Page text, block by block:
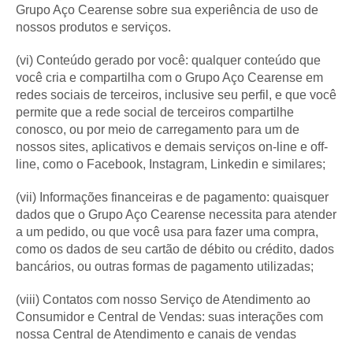
Grupo Aço Cearense sobre sua experiência de uso de
nossos produtos e serviços.
(vi) Conteúdo gerado por você: qualquer conteúdo que
você cria e compartilha com o Grupo Aço Cearense em
redes sociais de terceiros, inclusive seu perfil, e que você
permite que a rede social de terceiros compartilhe
conosco, ou por meio de carregamento para um de
nossos sites, aplicativos e demais serviços on-line e off-
line, como o Facebook, Instagram, Linkedin e similares;
(vii) Informações financeiras e de pagamento: quaisquer
dados que o Grupo Aço Cearense necessita para atender
a um pedido, ou que você usa para fazer uma compra,
como os dados de seu cartão de débito ou crédito, dados
bancários, ou outras formas de pagamento utilizadas;
(viii) Contatos com nosso Serviço de Atendimento ao
Consumidor e Central de Vendas: suas interações com
nossa Central de Atendimento e canais de vendas